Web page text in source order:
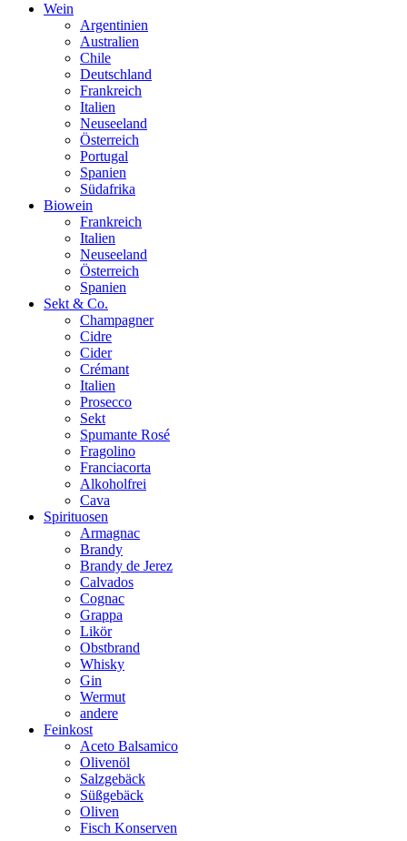
Wein
Argentinien
Australien
Chile
Deutschland
Frankreich
Italien
Neuseeland
Österreich
Portugal
Spanien
Südafrika
Biowein
Frankreich
Italien
Neuseeland
Österreich
Spanien
Sekt & Co.
Champagner
Cidre
Cider
Crémant
Italien
Prosecco
Sekt
Spumante Rosé
Fragolino
Franciacorta
Alkoholfrei
Cava
Spirituosen
Armagnac
Brandy
Brandy de Jerez
Calvados
Cognac
Grappa
Likör
Obstbrand
Whisky
Gin
Wermut
andere
Feinkost
Aceto Balsamico
Olivenöl
Salzgebäck
Süßgebäck
Oliven
Fisch Konserven